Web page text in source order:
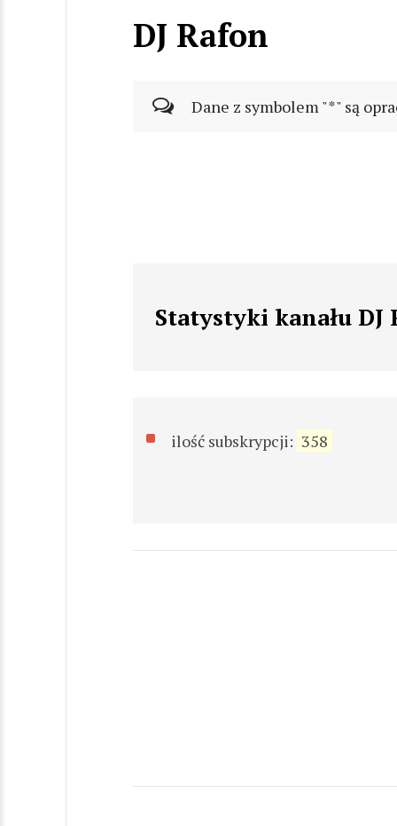
DJ Rafon
Dane z symbolem "*" są
Statystyki kanału DJ
ilość subskrypcji: 358